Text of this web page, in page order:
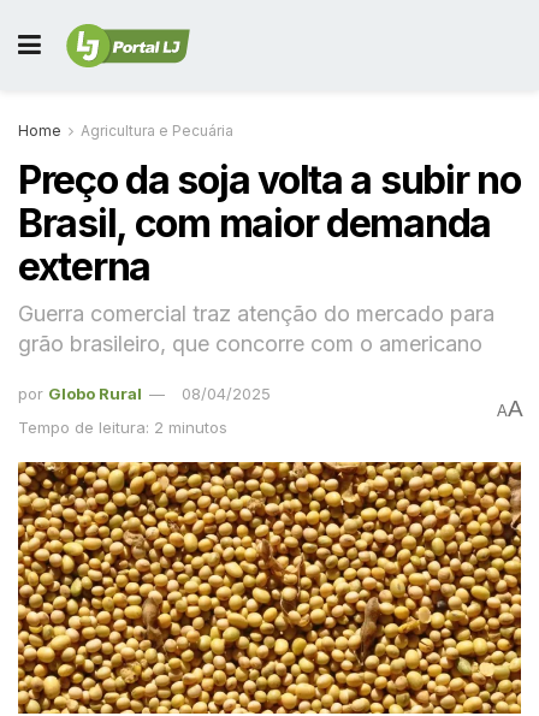
Home Agricultura e Pecuária
Preço da soja volta a subir no
Brasil, com maior demanda
externa
Guerra comercial traz atenção do mercado para
grão brasileiro, que concorre com o americano
por Globo Rural
08/04/2025
Tempo de leitura: 2 minutos
AA